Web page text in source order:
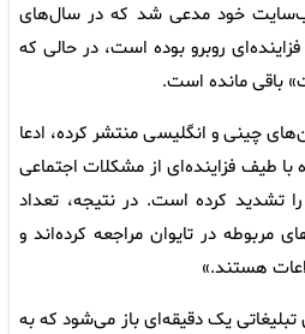
خود مدعی شد که در سال‌های
روبرو بوده است، در حالی که
باقی مانده است.
چینی و انگلیسی منتشر کرده، ادعا
طیف فزاینده‌ای از مشکلات اجتماعی
تشدید کرده است. در نتیجه، تعداد
مربوطه در تایوان مراجعه کرده‌اند و
هستند.»
یک دقیقه‌ای باز می‌شود که به